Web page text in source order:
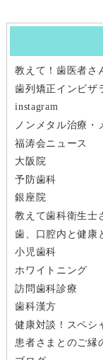
ナ
ゲ
ー
シ
ョ
ン
投
教えて！歯医者さ
歯列矯正インビザ
instagram
ノンメタル治療
福涛会ニュース
大阪院
予防歯科
銀座院
教えて歯科衛生士
歯、口腔内と健康
小児歯科
ホワイトニング
訪問歯科診療
歯科漢方
健康対談！スペシ
患者さまとのご縁